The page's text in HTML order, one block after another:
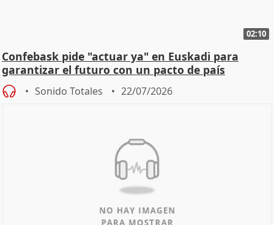
02:10
Confebask pide "actuar ya" en Euskadi para
garantizar el futuro con un pacto de país
Sonido Totales 22/07/2026